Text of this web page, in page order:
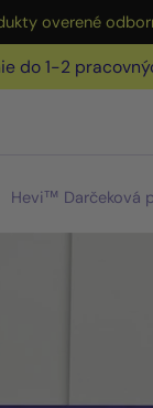
overené
do 1-2
Hevi™ Darčeková